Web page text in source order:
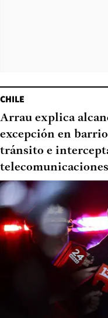
CHILE
Arrau explica
excepción en
tránsito e
telecomunicaciones